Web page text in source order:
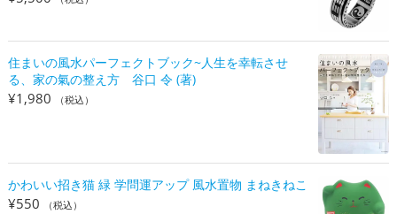
住まいの風水パーフェクトブック~人生を幸転させ
る、家の氣の整え方 谷口 令 (著)
¥1,980 （税込）
かわいい招き猫 緑 学問運アップ 風水置物 まねきねこ
¥550 （税込）